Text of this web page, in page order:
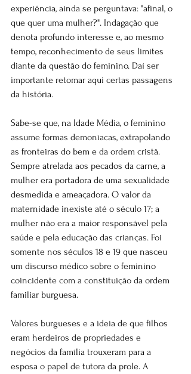
experiência, ainda se perguntava: "afinal, o
que quer uma mulher?". Indagação que
denota profundo interesse e, ao mesmo
tempo, reconhecimento de seus limites
diante da questão do feminino. Daí ser
importante retomar aqui certas passagens
da história.
Sabe-se que, na Idade Média, o feminino
assume formas demoníacas, extrapolando
as fronteiras do bem e da ordem cristã.
Sempre atrelada aos pecados da carne, a
mulher era portadora de uma sexualidade
desmedida e ameaçadora. O valor da
maternidade inexiste até o século 17; a
mulher não era a maior responsável pela
saúde e pela educação das crianças. Foi
somente nos séculos 18 e 19 que nasceu
um discurso médico sobre o feminino
coincidente com a constituição da ordem
familiar burguesa.
Valores burgueses e a ideia de que filhos
eram herdeiros de propriedades e
negócios da família trouxeram para a
esposa o papel de tutora da prole. A